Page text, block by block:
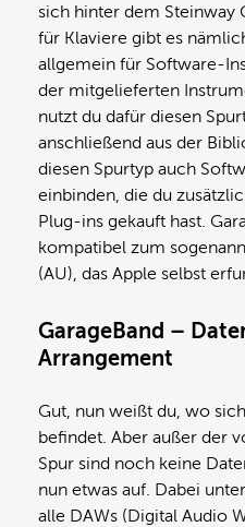
sich hinter dem Steinway
für Klaviere gibt es
allgemein für Software-
der mitgelieferten
nutzt du dafür diesen
anschließend aus der
diesen Spurtyp auch
einbinden, die du
Plug-ins gekauft hast.
kompatibel zum
(AU), das Apple selbst
GarageBand –
Arrangement
Gut, nun weißt du, wo
befindet. Aber außer der
Spur sind noch keine
nun etwas auf. Dabei
alle DAWs (Digital Audio